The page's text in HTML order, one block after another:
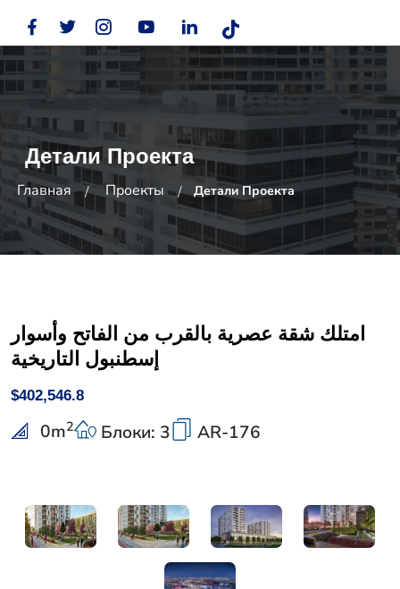
Детали Проекта
Главная Проекты Детали Проекта
امتلك شقة عصرية بالقرب من الفاتح وأسوار
إسطنبول التاريخية
$402,546.8
0m2 Блоки: 3 AR-176